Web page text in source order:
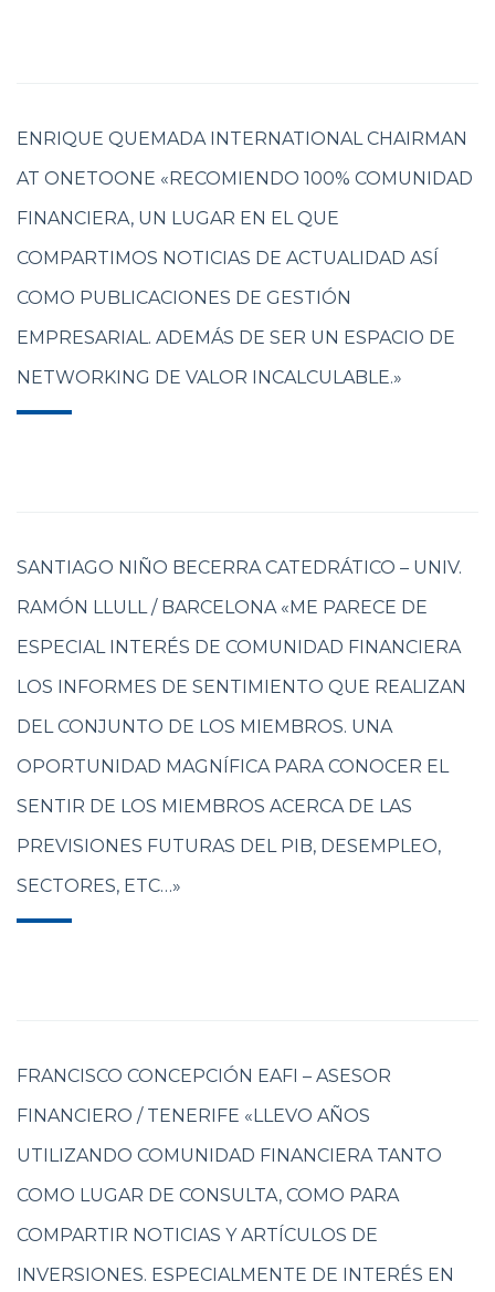
ENRIQUE QUEMADA INTERNATIONAL CHAIRMAN
AT ONETOONE «RECOMIENDO 100% COMUNIDAD
FINANCIERA, UN LUGAR EN EL QUE
COMPARTIMOS NOTICIAS DE ACTUALIDAD ASÍ
COMO PUBLICACIONES DE GESTIÓN
EMPRESARIAL. ADEMÁS DE SER UN ESPACIO DE
NETWORKING DE VALOR INCALCULABLE.»
SANTIAGO NIÑO BECERRA CATEDRÁTICO – UNIV.
RAMÓN LLULL / BARCELONA «ME PARECE DE
ESPECIAL INTERÉS DE COMUNIDAD FINANCIERA
LOS INFORMES DE SENTIMIENTO QUE REALIZAN
DEL CONJUNTO DE LOS MIEMBROS. UNA
OPORTUNIDAD MAGNÍFICA PARA CONOCER EL
SENTIR DE LOS MIEMBROS ACERCA DE LAS
PREVISIONES FUTURAS DEL PIB, DESEMPLEO,
SECTORES, ETC…»
FRANCISCO CONCEPCIÓN EAFI – ASESOR
FINANCIERO / TENERIFE «LLEVO AÑOS
UTILIZANDO COMUNIDAD FINANCIERA TANTO
COMO LUGAR DE CONSULTA, COMO PARA
COMPARTIR NOTICIAS Y ARTÍCULOS DE
INVERSIONES. ESPECIALMENTE DE INTERÉS EN